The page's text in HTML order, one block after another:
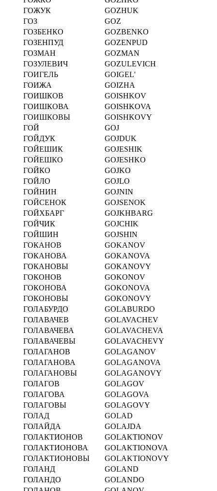
ГОЖУК
GOZHUK
ГОЗ
GOZ
ГОЗБЕНКО
GOZBENKO
ГОЗЕНПУД
GOZENPUD
ГОЗМАН
GOZMAN
ГОЗУЛЕВИЧ
GOZULEVICH
ГОИГЕЛЬ
GOIGEL'
ГОИЖА
GOIZHA
ГОИШКОВ
GOISHKOV
ГОИШКОВА
GOISHKOVA
ГОИШКОВЫ
GOISHKOVY
ГОЙ
GOJ
ГОЙДУК
GOJDUK
ГОЙЕШИК
GOJESHIK
ГОЙЕШКО
GOJESHKO
ГОЙКО
GOJKO
ГОЙЛО
GOJLO
ГОЙНИН
GOJNIN
ГОЙСЕНОК
GOJSENOK
ГОЙХБАРГ
GOJKHBARG
ГОЙЧИК
GOJCHIK
ГОЙШИН
GOJSHIN
ГОКАНОВ
GOKANOV
ГОКАНОВА
GOKANOVA
ГОКАНОВЫ
GOKANOVY
ГОКОНОВ
GOKONOV
ГОКОНОВА
GOKONOVA
ГОКОНОВЫ
GOKONOVY
ГОЛАБУРДО
GOLABURDO
ГОЛАВАЧЕВ
GOLAVACHEV
ГОЛАВАЧЕВА
GOLAVACHEVA
ГОЛАВАЧЕВЫ
GOLAVACHEVY
ГОЛАГАНОВ
GOLAGANOV
ГОЛАГАНОВА
GOLAGANOVA
ГОЛАГАНОВЫ
GOLAGANOVY
ГОЛАГОВ
GOLAGOV
ГОЛАГОВА
GOLAGOVA
ГОЛАГОВЫ
GOLAGOVY
ГОЛАД
GOLAD
ГОЛАЙДА
GOLAJDA
ГОЛАКТИОНОВ
GOLAKTIONOV
ГОЛАКТИОНОВА
GOLAKTIONOVA
ГОЛАКТИОНОВЫ
GOLAKTIONOVY
ГОЛАНД
GOLAND
ГОЛАНДО
GOLANDO